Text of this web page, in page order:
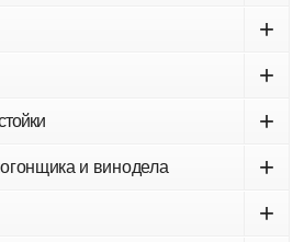
+
+
+
и винодела +
+